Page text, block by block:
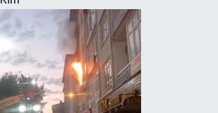
Teknoloji
Televizyon
Yaşam-Çevre